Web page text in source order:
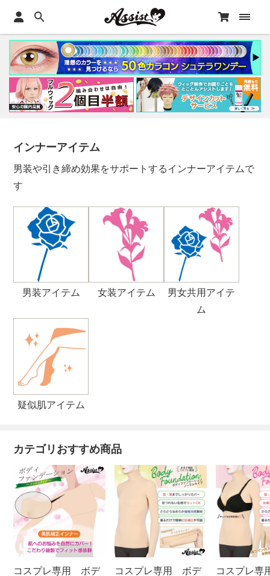
インナーアイテム
男装や引き締め効果をサポートするインナーアイテムで
す
男装アイテム 女装アイテム
男女共用アイテ
ム
疑似肌アイテム
カテゴリおすすめ商品
コスプレ専用 ボデ
コスプレ専用 ボデ
コスプレ